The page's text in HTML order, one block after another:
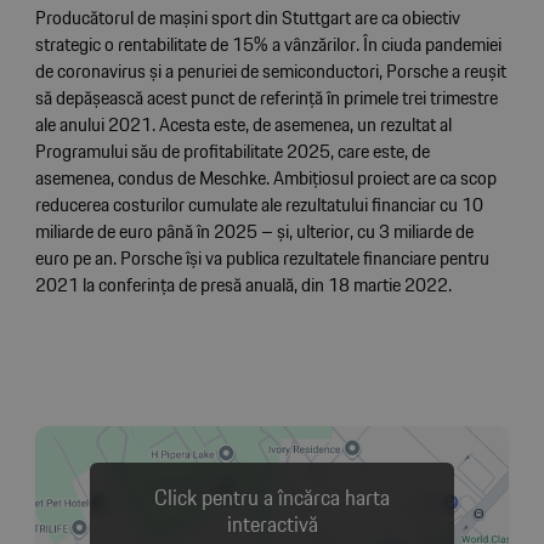
Producătorul de mașini sport din Stuttgart are ca obiectiv
strategic o rentabilitate de 15% a vânzărilor. În ciuda pandemiei
de coronavirus și a penuriei de semiconductori, Porsche a reușit
să depășească acest punct de referință în primele trei trimestre
ale anului 2021. Acesta este, de asemenea, un rezultat al
Programului său de profitabilitate 2025, care este, de
asemenea, condus de Meschke. Ambițiosul proiect are ca scop
reducerea costurilor cumulate ale rezultatului financiar cu 10
miliarde de euro până în 2025 – și, ulterior, cu 3 miliarde de
euro pe an. Porsche își va publica rezultatele financiare pentru
2021 la conferința de presă anuală, din 18 martie 2022.
Click pentru a încărca harta
interactivă